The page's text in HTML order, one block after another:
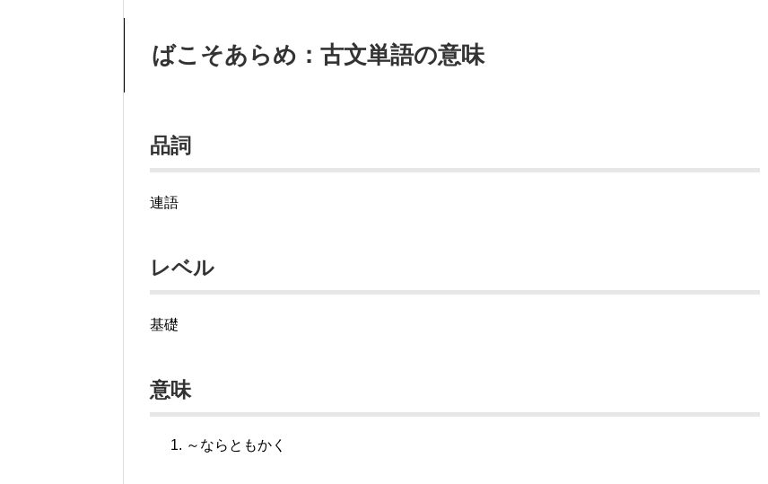
ばこそあらめ：古文単語の意味
品詞
連語
レベル
基礎
意味
～ならともかく